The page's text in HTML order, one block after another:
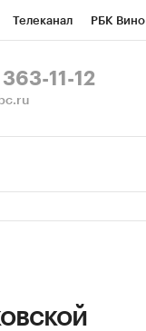
Телеканал РБК Вино
11-12